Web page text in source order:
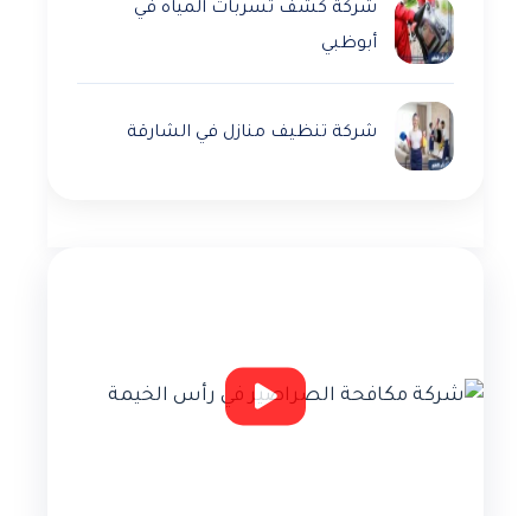
شركة كشف تسربات المياه في
أبوظبي
شركة تنظيف منازل في الشارقة